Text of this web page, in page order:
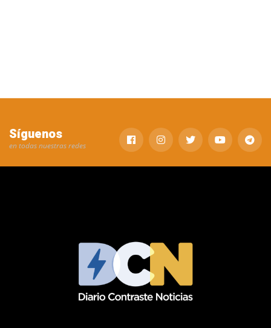
Síguenos
en todas nuestras redes